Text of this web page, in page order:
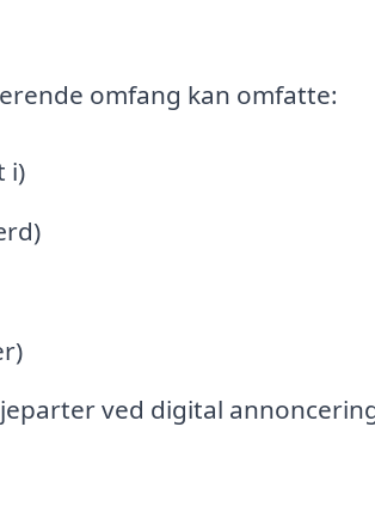
omfang kan omfatte:
i)
ved digital